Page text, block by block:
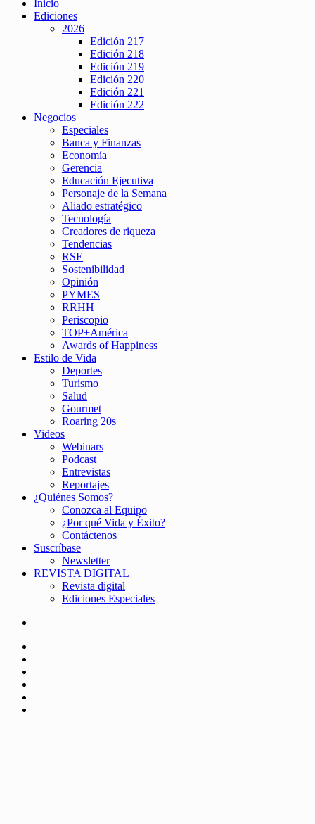
Inicio
Ediciones
2026
Edición 217
Edición 218
Edición 219
Edición 220
Edición 221
Edición 222
Negocios
Especiales
Banca y Finanzas
Economía
Gerencia
Educación Ejecutiva
Personaje de la Semana
Aliado estratégico
Tecnología
Creadores de riqueza
Tendencias
RSE
Sostenibilidad
Opinión
PYMES
RRHH
Periscopio
TOP+América
Awards of Happiness
Estilo de Vida
Deportes
Turismo
Salud
Gourmet
Roaring 20s
Videos
Webinars
Podcast
Entrevistas
Reportajes
¿Quiénes Somos?
Conozca al Equipo
¿Por qué Vida y Éxito?
Contáctenos
Suscríbase
Newsletter
REVISTA DIGITAL
Revista digital
Ediciones Especiales